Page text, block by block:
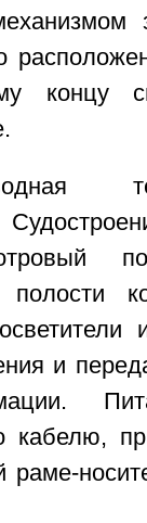
концу
и
кабелю,